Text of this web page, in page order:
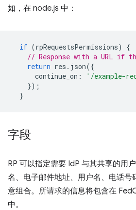
如，在 node.js 中：
if (rpRequestsPermissions)
{
// Response with a URL if
return res . json({
continue_on : '/example-
});
}
字段
RP 可以指定需要 IdP 与其共享的用
名、电子邮件地址、用户名、电话号
意组合。所请求的信息将包含在
中。